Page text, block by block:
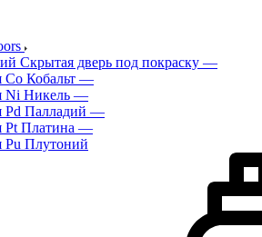
Скрытая дверь под покраску —
Кобальт —
Ni Никель —
Pd Палладий —
Pt Платина —
Pu Плутоний